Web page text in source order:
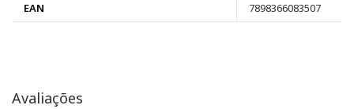
EAN
7898366083507
Avaliações